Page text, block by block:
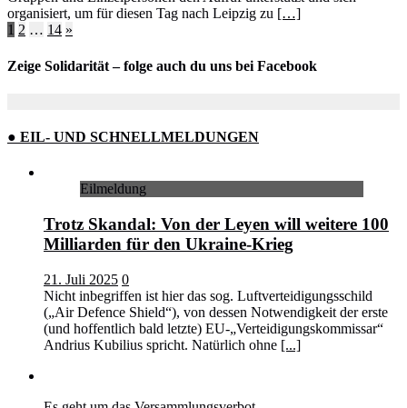
organisiert, um für diesen Tag nach Leipzig zu […]
Seitennummerierung
der
1 2 … 14 »
Zeige Solidarität – folge auch du uns bei Facebook
● EIL- UND SCHNELLMELDUNGEN
Eilmeldung
Trotz Skandal: Von der Leyen will weitere 100
Milliarden für den Ukraine-Krieg
21. Juli 2025 0
Nicht inbegriffen ist hier das sog. Luftverteidigungsschild
(„Air Defence Shield“), von dessen Notwendigkeit der erste
(und hoffentlich bald letzte) EU-„Verteidigungskommissar“
Andrius Kubilius spricht. Natürlich ohne [...]